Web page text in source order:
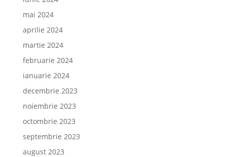
mai 2024
aprilie 2024
martie 2024
februarie 2024
ianuarie 2024
decembrie 2023
noiembrie 2023
octombrie 2023
septembrie 2023
august 2023